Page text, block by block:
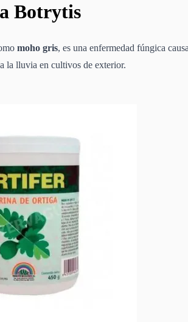
Botrytis
moho gris, es una enfermedad fúngica
la lluvia en cultivos de exterior.